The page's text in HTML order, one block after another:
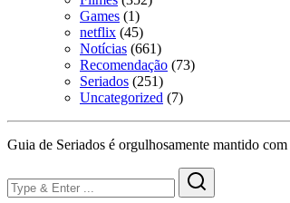
Games (1)
netflix (45)
Notícias (661)
Recomendação (73)
Seriados (251)
Uncategorized (7)
Guia de Seriados é orgulhosamente mantido com